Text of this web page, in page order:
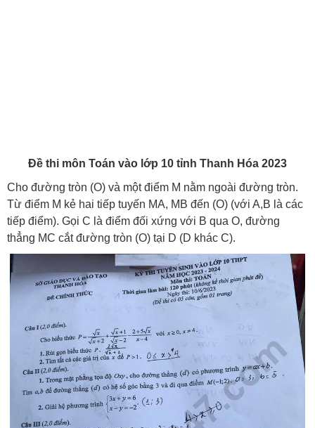
Đề thi môn Toán vào lớp 10 tỉnh Thanh Hóa 2023
Cho đường tròn (O) và một điểm M nằm ngoài đường tròn.
Từ điểm M kẻ hai tiếp tuyến MA, MB đến (O) (với A,B là các
tiếp điểm). Gọi C là điểm đối xứng với B qua O, đường
thẳng MC cắt đường tròn (O) tại D (D khác C).